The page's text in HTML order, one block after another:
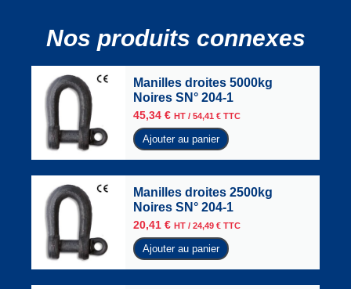
Nos produits connexes
Manilles droites 5000kg
Noires SN° 204-1
45,34 € HT / 54,41 € TTC
Ajouter au panier
Manilles droites 2500kg
Noires SN° 204-1
20,41 € HT / 24,49 € TTC
Ajouter au panier